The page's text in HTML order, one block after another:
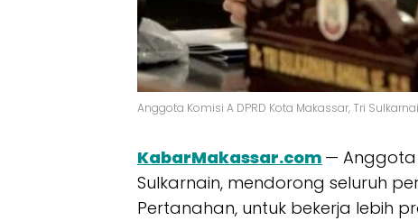
Anggota Komisi A DPRD Kota Makassar, Tri
KabarMakassar.com — Anggota
Sulkarnain, mendorong seluruh
Pertanahan, untuk bekerja lebih